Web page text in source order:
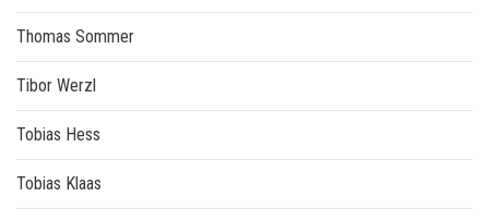
Thomas Sommer
Tibor Werzl
Tobias Hess
Tobias Klaas